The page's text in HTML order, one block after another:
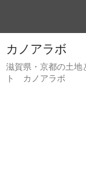
カノアラボ
滋賀県・京都の土地
ト カノアラボ